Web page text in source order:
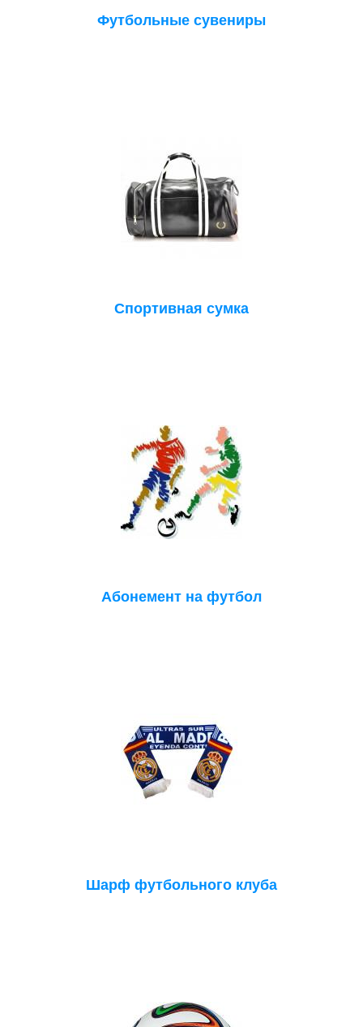
Футбольные сувениры
Спортивная сумка
Абонемент на футбол
Шарф футбольного клуба